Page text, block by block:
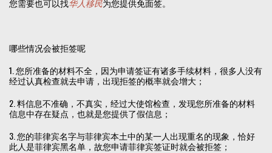
您需要也可以找华人移民为您提供免面签。
哪些情况会被拒签呢
1. 您所准备的材料不全，因为申请签证有诸多手续材料，很多人没有
经过认真检查就去申请，出现拒签的概率就会增大；
2. 料信息不准确，不真实，经过大使馆检查，发现您所准备的材料
信息中存在疑点，也就是您提供了假信息；
3. 您的菲律宾名字与菲律宾本土中的某一人出现重名的现象，恰好
此人是菲律宾黑名单，故您申请菲律宾签证时就会被拒签；